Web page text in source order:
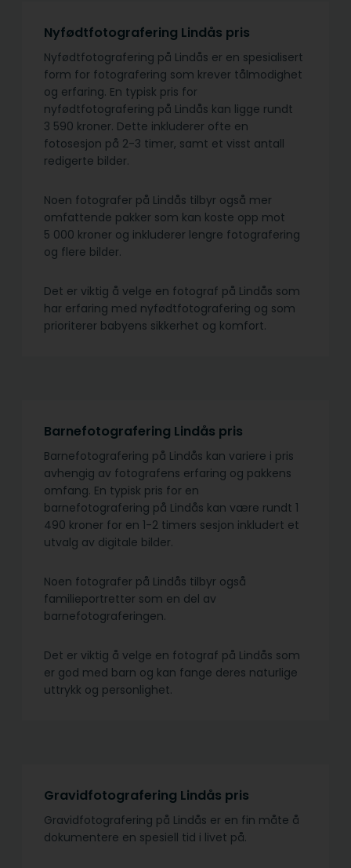
Nyfødtfotografering Lindås pris
Nyfødtfotografering på Lindås er en spesialisert
form for fotografering som krever tålmodighet
og erfaring. En typisk pris for
nyfødtfotografering på Lindås kan ligge rundt
3 590 kroner. Dette inkluderer ofte en
fotosesjon på 2-3 timer, samt et visst antall
redigerte bilder.
Noen fotografer på Lindås tilbyr også mer
omfattende pakker som kan koste opp mot
5 000 kroner og inkluderer lengre fotografering
og flere bilder.
Det er viktig å velge en fotograf på Lindås som
har erfaring med nyfødtfotografering og som
prioriterer babyens sikkerhet og komfort.
Barnefotografering Lindås pris
Barnefotografering på Lindås kan variere i pris
avhengig av fotografens erfaring og pakkens
omfang. En typisk pris for en
barnefotografering på Lindås kan være rundt 1
490 kroner for en 1-2 timers sesjon inkludert et
utvalg av digitale bilder.
Noen fotografer på Lindås tilbyr også
familieportretter som en del av
barnefotograferingen.
Det er viktig å velge en fotograf på Lindås som
er god med barn og kan fange deres naturlige
uttrykk og personlighet.
Gravidfotografering Lindås pris
Gravidfotografering på Lindås er en fin måte å
dokumentere en spesiell tid i livet på.